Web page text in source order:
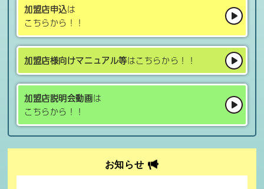
加盟店申込は
こちらから！！
加盟店様向けマニュアル等はこちらから！！
加盟店説明会動画は
こちらから！！
お知らせ